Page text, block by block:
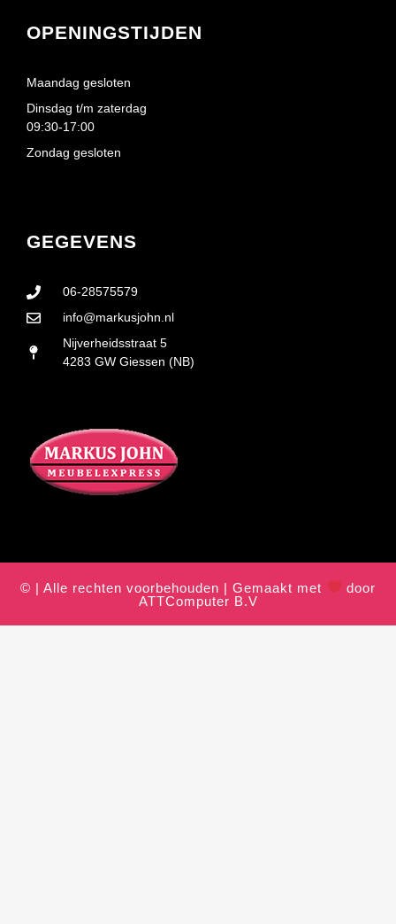
GEGEVENS
06-28575579
info@markusjohn.nl
Nijverheidsstraat 5
4283 GW Giessen (NB)
OPENINGSTIJDEN
Maandag gesloten
Dinsdag t/m zaterdag
09:30-17:00
Zondag gesloten
© | Alle rechten voorbehouden | Gemaakt met
door
ATTComputer B.V